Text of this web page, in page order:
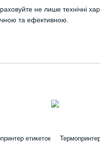
не лише технічні
та ефективною.